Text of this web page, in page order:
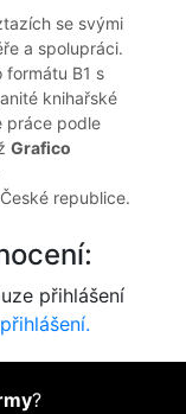
se svými
a spolupráci.
B1 s
knihařské
práce podle
Grafico
republice.
přihlášení
?